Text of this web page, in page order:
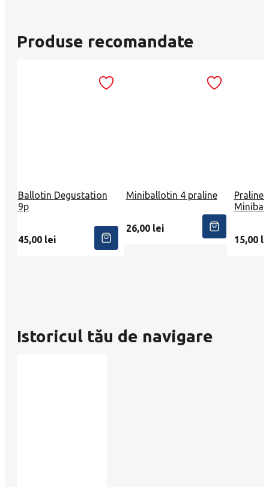
Produse recomandate
Ballotin Degustation
9p
45,00 lei
Miniballotin 4 praline
26,00 lei
Praline
15,00
Istoricul tău de navigare